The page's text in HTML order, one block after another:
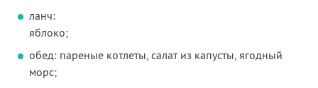
ланч:
яблоко;
обед: пареные котлеты, салат из капусты, ягодный
морс;